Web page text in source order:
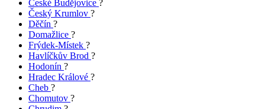
České Budějovice ?
Český Krumlov ?
Děčín ?
Domažlice ?
Frýdek-Místek ?
Havlíčkův Brod ?
Hodonín ?
Hradec Králové ?
Cheb ?
Chomutov ?